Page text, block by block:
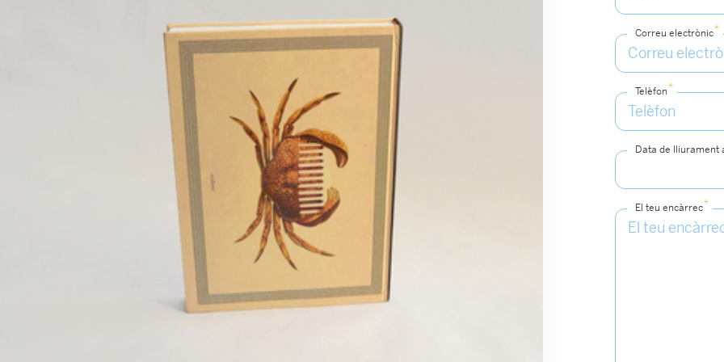
Correu electrònic*
Telèfon*
Data de lliurament
El teu encàrrec*